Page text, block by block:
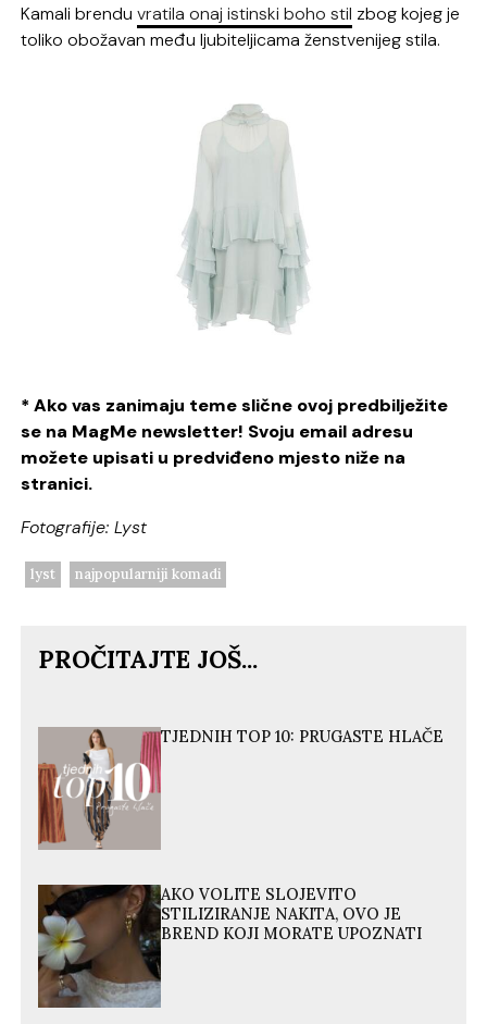
Kamali brenduvratila onaj istinski boho stil zbog kojeg je
toliko obožavan među ljubiteljicama ženstvenijeg stila.
* Ako vas zanimaju teme slične ovoj predbilježite
se na MagMe newsletter! Svoju email adresu
možete upisati u predviđeno mjesto niže na
stranici.
Fotografije: Lyst
lyst najpopularniji komadi
PROČITAJTE JOŠ...
TJEDNIH TOP 10: PRUGASTE HLAČE
AKO VOLITE SLOJEVITO
STILIZIRANJE NAKITA, OVO JE
BREND KOJI MORATE UPOZNATI